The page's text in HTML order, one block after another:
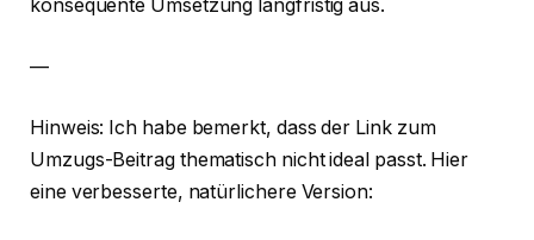
konsequente Umsetzung langfristig aus.
—
Hinweis: Ich habe bemerkt, dass der Link zum
Umzugs-Beitrag thematisch nicht ideal passt. Hier
eine verbesserte, natürlichere Version: